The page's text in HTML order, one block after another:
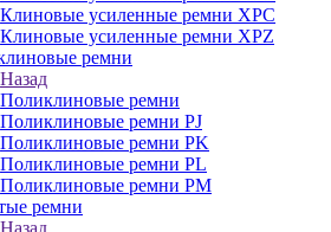
Клиновые усиленные ремни XPC
Клиновые усиленные ремни XPZ
ремни
Назад
Поликлиновые ремни
Поликлиновые ремни PJ
Поликлиновые ремни PK
Поликлиновые ремни PL
Поликлиновые ремни PM
ремни
Назад